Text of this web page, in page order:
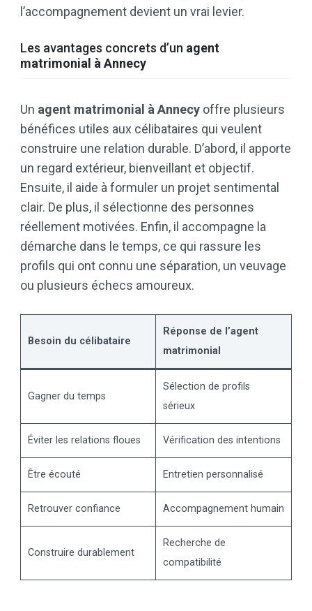
l’accompagnement devient un vrai levier.
Les avantages concrets d’un agent
matrimonial à Annecy
Un agent matrimonial à Annecy offre plusieurs
bénéfices utiles aux célibataires qui veulent
construire une relation durable. D’abord, il apporte
un regard extérieur, bienveillant et objectif.
Ensuite, il aide à formuler un projet sentimental
clair. De plus, il sélectionne des personnes
réellement motivées. Enfin, il accompagne la
démarche dans le temps, ce qui rassure les
profils qui ont connu une séparation, un veuvage
ou plusieurs échecs amoureux.
Besoin du célibataire
Réponse de l’agent
matrimonial
Gagner du temps
Sélection de profils
sérieux
Éviter les relations floues Vérification des intentions
Être écouté Entretien personnalisé
Retrouver confiance Accompagnement humain
Construire durablement
Recherche de
compatibilité